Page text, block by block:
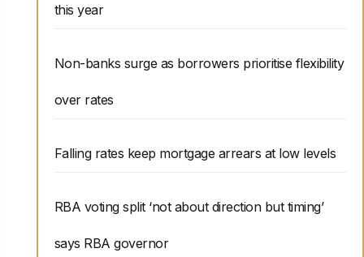
this year
Non-banks surge as borrowers prioritise flexibility
over rates
Falling rates keep mortgage arrears at low levels
RBA voting split ‘not about direction but timing’
says RBA governor